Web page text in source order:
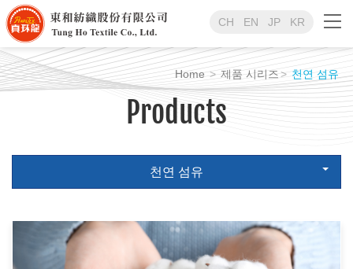
CH EN JP KR
Home 제품 시리즈 천연 섬유
Products
천연 섬유